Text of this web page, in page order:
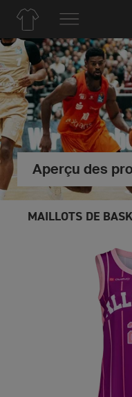
Aperçu des
MAILLOTS DE